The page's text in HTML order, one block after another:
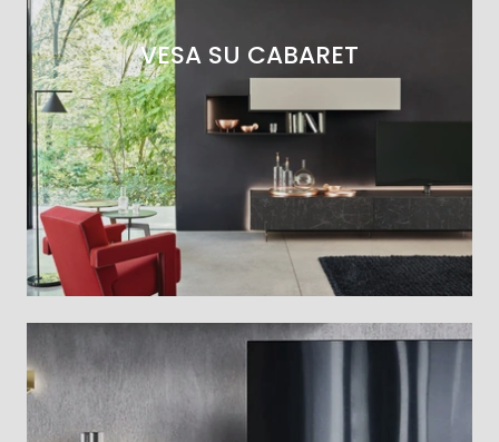
VESA SU CABARET